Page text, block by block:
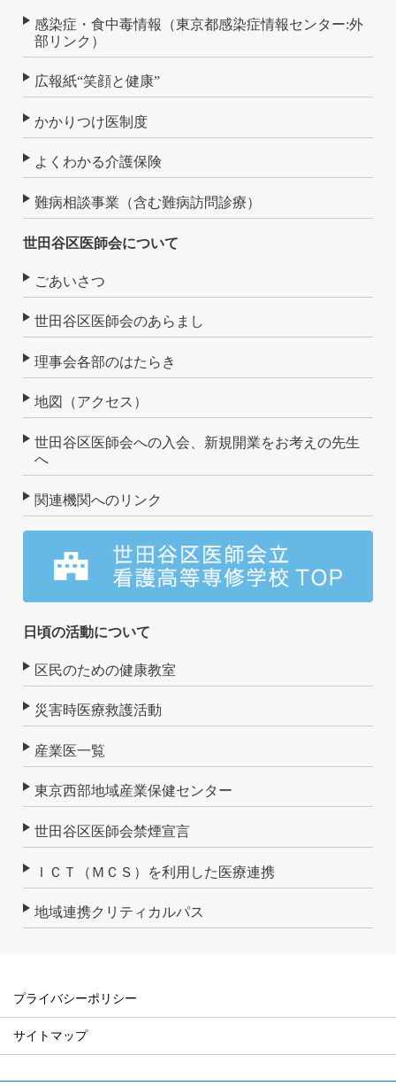
感染症・食中毒情報（東京都感染症情報センター:外
部リンク）
広報紙“笑顔と健康”
かかりつけ医制度
よくわかる介護保険
難病相談事業（含む難病訪問診療）
世田谷区医師会について
ごあいさつ
世田谷区医師会のあらまし
理事会各部のはたらき
地図（アクセス）
世田谷区医師会への入会、新規開業をお考えの先生
へ
関連機関へのリンク
日頃の活動について
区民のための健康教室
災害時医療救護活動
産業医一覧
東京西部地域産業保健センター
世田谷区医師会禁煙宣言
ＩＣＴ（ＭＣＳ）を利用した医療連携
地域連携クリティカルパス
プライバシーポリシー
サイトマップ